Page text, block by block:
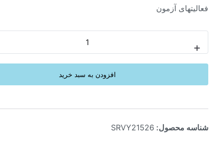
آزمون
افزودن به سبد خرید
محصول:SRVY21526